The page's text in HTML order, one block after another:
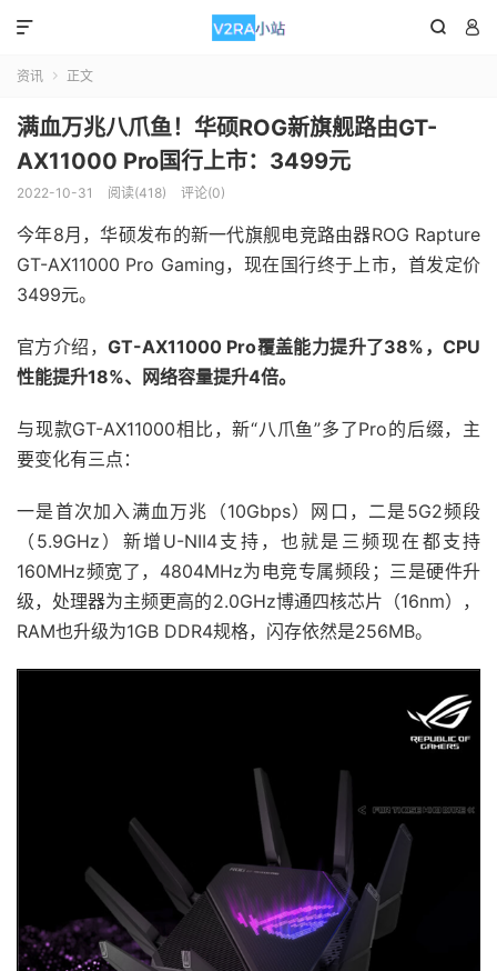
 

资讯  正文
满血万兆八爪鱼！华硕ROG新旗舰路由GT-
AX11000 Pro国行上市：3499元
2022-10-31 阅读(418) 评论(0)
今年8月，华硕发布的新一代旗舰电竞路由器ROG Rapture
GT-AX11000 Pro Gaming，现在国行终于上市，首发定价
3499元。
官方介绍， GT-AX11000 Pro覆盖能力提升了38%，CPU
性能提升18%、网络容量提升4倍。
与现款GT-AX11000相比，新“八爪鱼”多了Pro的后缀，主
要变化有三点：
一是首次加入满血万兆（10Gbps）网口，二是5G2频段
（5.9GHz）新增U-NII4支持，也就是三频现在都支持
160MHz频宽了，4804MHz为电竞专属频段；三是硬件升
级，处理器为主频更高的2.0GHz博通四核芯片（16nm），
RAM也升级为1GB DDR4规格，闪存依然是256MB。